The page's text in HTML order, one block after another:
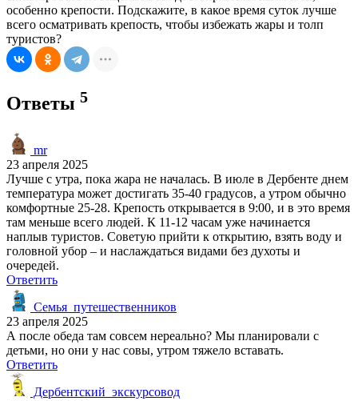
особенно крепости. Подскажите, в какое время суток лучше
всего осматривать крепость, чтобы избежать жары и толп
туристов?
Ответы 5
mr
23 апреля 2025
Лучше с утра, пока жара не началась. В июле в Дербенте днем
температура может достигать 35-40 градусов, а утром обычно
комфортные 25-28. Крепость открывается в 9:00, и в это время
там меньше всего людей. К 11-12 часам уже начинается
наплыв туристов. Советую прийти к открытию, взять воду и
головной убор – и наслаждаться видами без духоты и
очередей.
Ответить
Семья_путешественников
23 апреля 2025
А после обеда там совсем нереально? Мы планировали с
детьми, но они у нас совы, утром тяжело вставать.
Ответить
Дербентский_экскурсовод